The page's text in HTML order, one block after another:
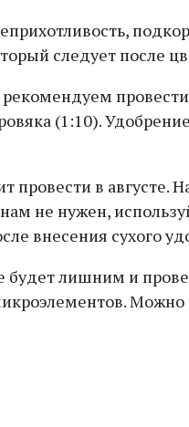
следует после
(1:10).
в августе.
не нужен,
внесения сухого
будет лишним и